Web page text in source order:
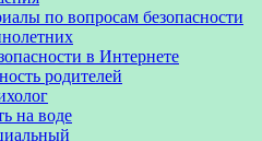
по вопросам безопасности
в Интернете
родителей
на воде